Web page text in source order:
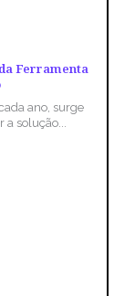
Ferramenta
ano, surge
solução...